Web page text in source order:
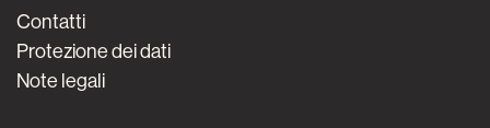
Contatti
Protezione dei dati
Note legali